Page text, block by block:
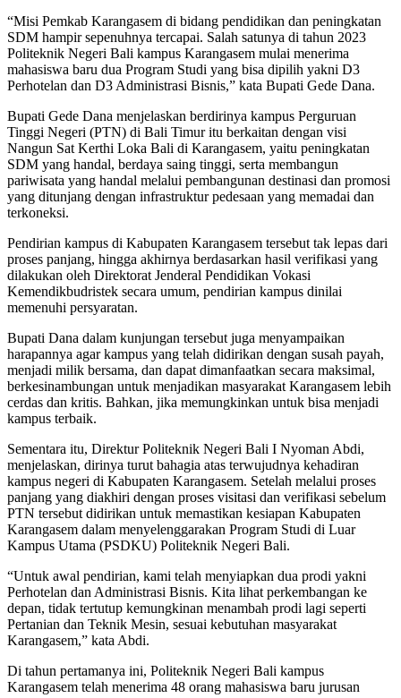
“Misi Pemkab Karangasem di bidang pendidikan dan peningkatan
SDM hampir sepenuhnya tercapai. Salah satunya di tahun 2023
Politeknik Negeri Bali kampus Karangasem mulai menerima
mahasiswa baru dua Program Studi yang bisa dipilih yakni D3
Perhotelan dan D3 Administrasi Bisnis,” kata Bupati Gede Dana.
Bupati Gede Dana menjelaskan berdirinya kampus Perguruan
Tinggi Negeri (PTN) di Bali Timur itu berkaitan dengan visi
Nangun Sat Kerthi Loka Bali di Karangasem, yaitu peningkatan
SDM yang handal, berdaya saing tinggi, serta membangun
pariwisata yang handal melalui pembangunan destinasi dan promosi
yang ditunjang dengan infrastruktur pedesaan yang memadai dan
terkoneksi.
Pendirian kampus di Kabupaten Karangasem tersebut tak lepas dari
proses panjang, hingga akhirnya berdasarkan hasil verifikasi yang
dilakukan oleh Direktorat Jenderal Pendidikan Vokasi
Kemendikbudristek secara umum, pendirian kampus dinilai
memenuhi persyaratan.
Bupati Dana dalam kunjungan tersebut juga menyampaikan
harapannya agar kampus yang telah didirikan dengan susah payah,
menjadi milik bersama, dan dapat dimanfaatkan secara maksimal,
berkesinambungan untuk menjadikan masyarakat Karangasem lebih
cerdas dan kritis. Bahkan, jika memungkinkan untuk bisa menjadi
kampus terbaik.
Sementara itu, Direktur Politeknik Negeri Bali I Nyoman Abdi,
menjelaskan, dirinya turut bahagia atas terwujudnya kehadiran
kampus negeri di Kabupaten Karangasem. Setelah melalui proses
panjang yang diakhiri dengan proses visitasi dan verifikasi sebelum
PTN tersebut didirikan untuk memastikan kesiapan Kabupaten
Karangasem dalam menyelenggarakan Program Studi di Luar
Kampus Utama (PSDKU) Politeknik Negeri Bali.
“Untuk awal pendirian, kami telah menyiapkan dua prodi yakni
Perhotelan dan Administrasi Bisnis. Kita lihat perkembangan ke
depan, tidak tertutup kemungkinan menambah prodi lagi seperti
Pertanian dan Teknik Mesin, sesuai kebutuhan masyarakat
Karangasem,” kata Abdi.
Di tahun pertamanya ini, Politeknik Negeri Bali kampus
Karangasem telah menerima 48 orang mahasiswa baru jurusan